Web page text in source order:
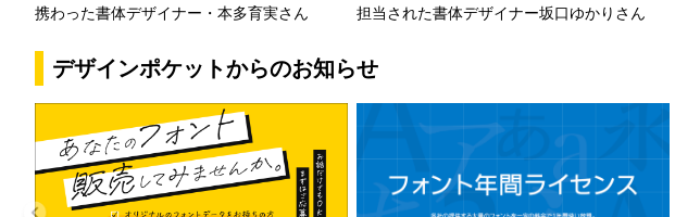
携わった書体デザイナー・本多育実さん
担当された書体デザイナー坂口ゆかりさん
デザインポケットからのお知らせ